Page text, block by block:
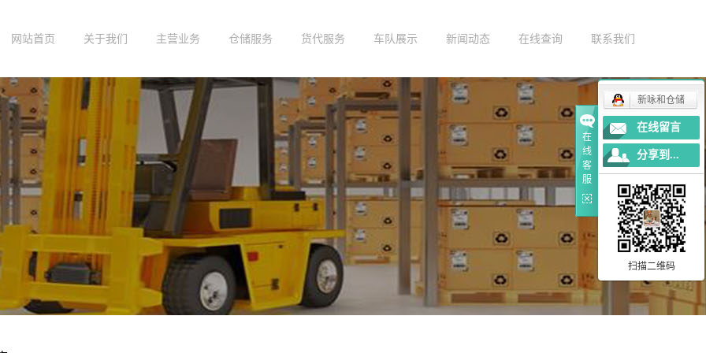
网站首页 关于我们 主营业务 仓储服务
武汉进出口仓库
武汉仓储公司
武汉北仑内装仓
库
货代服务 车队展示 新闻动态
行业新闻
技术知识
在线查询 联系我们
在
线
客
服
新咏和仓储
在线留言
分享到...
扫描二维码